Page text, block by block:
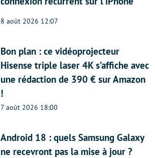
8 août 2026 12:07
Bon plan : ce vidéoprojecteur
Hisense triple laser 4K s’affiche avec
une rédaction de 390 € sur Amazon
!
7 août 2026 18:00
Android 18 : quels Samsung Galaxy
ne recevront pas la mise à jour ?